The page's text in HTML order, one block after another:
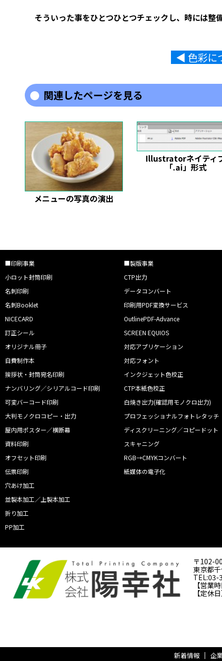
そういった事をひとつひとつチェックし、時には
◀︎ 色彩に
関連したページを見る
メニューの写真の演出
Illustratorネイティ
「.ai」形式
■印刷事業
小ロット封筒印刷
名刺印刷
名刺Booklet
NICECARD
訂正シール
オリジナル冊子
自費制作本
挨拶状・封筒宛名印刷
ナンバリング／シリアルコード印刷
可変バーコード印刷
大判モノクロコピー・出力
屋内用ポスター／横断幕
資料印刷
オフセット印刷
伝票印刷
穴あけ加工
並製本加工／上製本加工
折り加工
PP加工
■製版事業
CTP出力
データコンバート
印刷用PDF変換サービス
OutlinePDF-Advance
SCREEN EQUIOS
対応アプリケーション
対応フォント
インクジェット色校正
CTP本紙色校正
白焼き出力(確認用モノクロ出力)
プロフェッショナルフォトレタッチ
ディスクリーニング／コピードット
スキャニング
RGB→CMYKコンバート
紙媒体の電子化
〒102-
東京都
TEL:03-
【営業
【定休
新着情報 企